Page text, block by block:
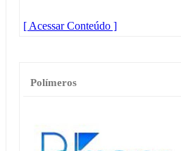
[ Acessar Conteúdo ]
Polímeros